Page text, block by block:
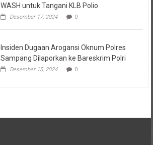
WASH untuk Tangani KLB Polio
Desember 17, 2024 0
Insiden Dugaan Arogansi Oknum Polres
Sampang Dilaporkan ke Bareskrim Polri
Desember 15, 2024 0